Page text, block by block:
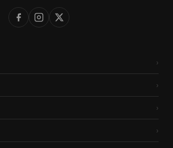
›
›
›
›